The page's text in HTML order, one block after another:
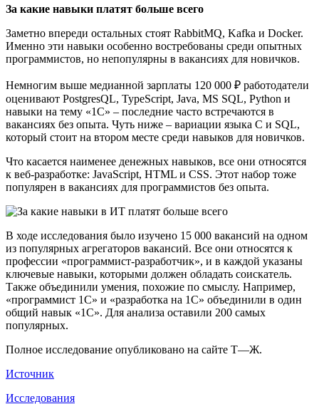
За какие навыки платят больше всего
Заметно впереди остальных стоят RabbitMQ, Kafka и Docker.
Именно эти навыки особенно востребованы среди опытных
программистов, но непопулярны в вакансиях для новичков.
Немногим выше медианной зарплаты 120 000 ₽ работодатели
оценивают PostgresQL, TypeScript, Java, MS SQL, Python и
навыки на тему «1С» – последние часто встречаются в
вакансиях без опыта. Чуть ниже – вариации языка C и SQL,
который стоит на втором месте среди навыков для новичков.
Что касается наименее денежных навыков, все они относятся
к веб-разработке: JavaScript, HTML и CSS. Этот набор тоже
популярен в вакансиях для программистов без опыта.
В ходе исследования было изучено 15 000 вакансий на одном
из популярных агрегаторов вакансий. Все они относятся к
профессии «программист-разработчик», и в каждой указаны
ключевые навыки, которыми должен обладать соискатель.
Также объединили умения, похожие по смыслу. Например,
«программист 1С» и «разработка на 1С» объединили в один
общий навык «1С». Для анализа оставили 200 самых
популярных.
Полное исследование опубликовано на сайте Т—Ж.
Источник
Исследования